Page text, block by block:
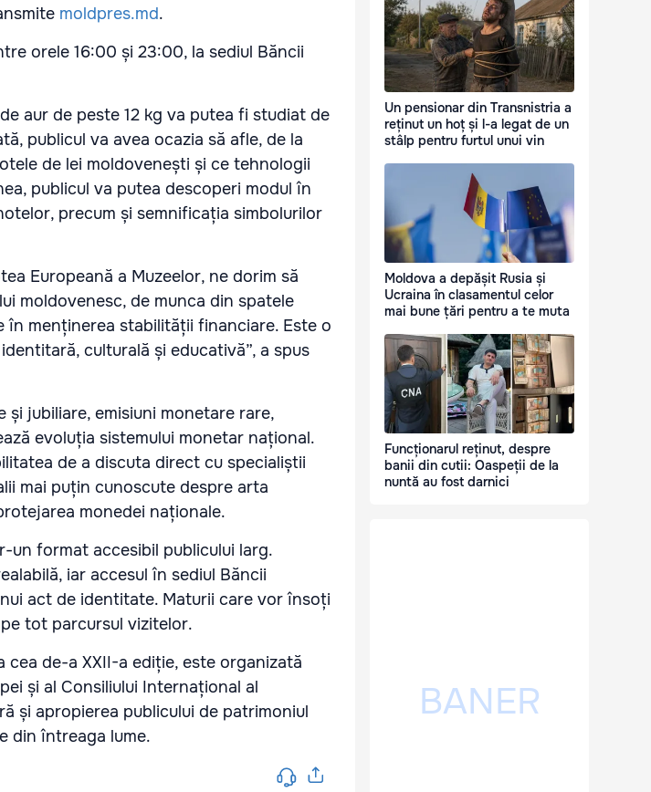
moldpres.md.
orele 16:00 și 23:00, la sediul Băncii
aur de peste 12 kg va putea fi studiat de
publicul va avea ocazia să afle, de la
de lei moldovenești și ce tehnologii
publicul va putea descoperi modul în
precum și semnificația simbolurilor
Europeană a Muzeelor, ne dorim să
moldovenesc, de munca din spatele
menținerea stabilității financiare. Este o
culturală și educativă”, a spus
jubiliare, emisiuni monetare rare,
evoluția sistemului monetar național.
de a discuta direct cu specialiștii
mai puțin cunoscute despre arta
monedei naționale.
format accesibil publicului larg.
iar accesul în sediul Băncii
act de identitate. Maturii care vor însoți
tot parcursul vizitelor.
cea de-a XXII-a ediție, este organizată
și al Consiliului Internațional al
și apropierea publicului de patrimoniul
din întreaga lume.
Un pensionar din Transnistria a
reținut un hoț și l-a legat de un
stâlp pentru furtul unui vin
Moldova a depășit Rusia și
Ucraina în clasamentul celor
mai bune țări pentru a te muta
Funcționarul reținut, despre
banii din cutii: Oaspeții de la
nuntă au fost darnici